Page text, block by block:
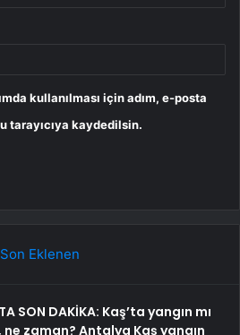
kullanılması için adım, e-posta
tarayıcıya kaydedilsin.
Son Eklenen
SON DAKİKA: Kaş’ta yangın mı
ne zaman? Antalya Kaş yangın